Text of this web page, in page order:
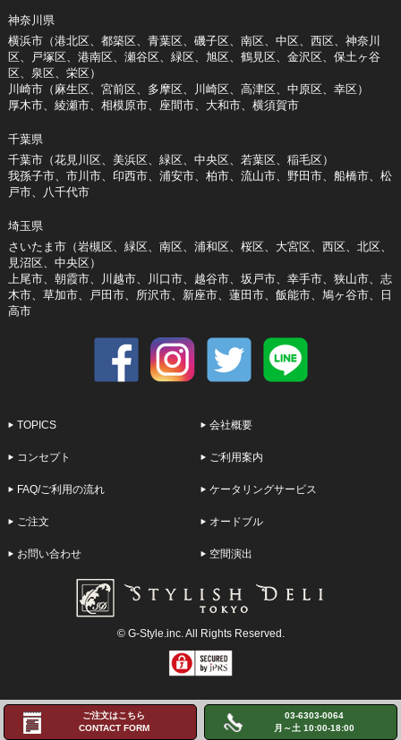
神奈川県
横浜市（港北区、都築区、青葉区、磯子区、南区、中区、西区、神奈川
区、戸塚区、港南区、瀬谷区、緑区、旭区、鶴見区、金沢区、保土ヶ谷
区、泉区、栄区）
川崎市（麻生区、宮前区、多摩区、川崎区、高津区、中原区、幸区）
厚木市、綾瀬市、相模原市、座間市、大和市、横須賀市
千葉県
千葉市（花見川区、美浜区、緑区、中央区、若葉区、稲毛区）
我孫子市、市川市、印西市、浦安市、柏市、流山市、野田市、船橋市、松
戸市、八千代市
埼玉県
さいたま市（岩槻区、緑区、南区、浦和区、桜区、大宮区、西区、北区、
見沼区、中央区）
上尾市、朝霞市、川越市、川口市、越谷市、坂戸市、幸手市、狭山市、志
木市、草加市、戸田市、所沢市、新座市、蓮田市、飯能市、鳩ヶ谷市、日
高市
TOPICS 会社概要
コンセプト ご利用案内
FAQ/ご利用の流れ ケータリングサービス
ご注文 オードブル
お問い合わせ 空間演出
© G-Style.inc. All Rights Reserved.
ご注文はこちら
CONTACT FORM
03-6303-0064
月～土 10:00-18:00